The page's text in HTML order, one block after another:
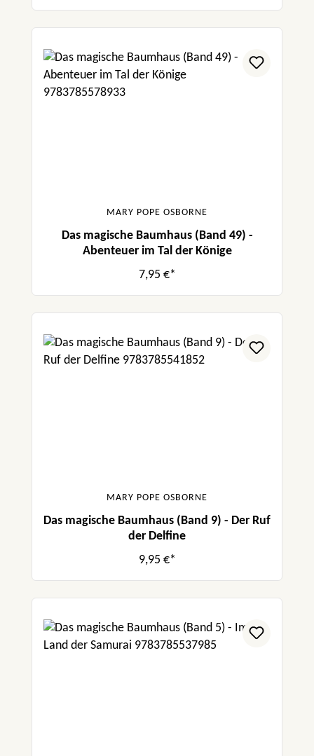
MARY POPE OSBORNE
Das magische Baumhaus (Band 49) -
Abenteuer im Tal der Könige
7,95 €*
MARY POPE OSBORNE
Das magische Baumhaus (Band 9) - Der Ruf
der Delfine
9,95 €*